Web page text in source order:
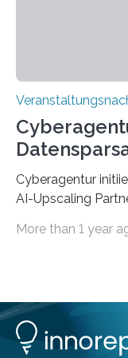
Cyberagentur
AI-Upscaling
innovative
Entwicklung von
Datenreduktion
More than 1 year